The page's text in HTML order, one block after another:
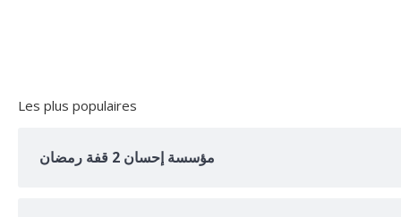
Les plus populaires
مؤسسة إحسان 2 قفة رمضان